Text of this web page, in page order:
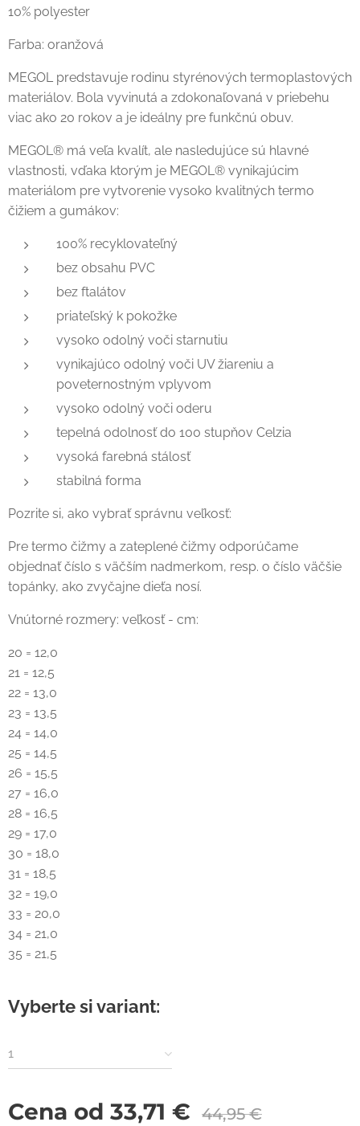
10% polyester
Farba: oranžová
MEGOL predstavuje rodinu styrénových termoplastových
materiálov. Bola vyvinutá a zdokonaľovaná v priebehu
viac ako 20 rokov a je ideálny pre funkčnú obuv.
MEGOL® má veľa kvalít, ale nasledujúce sú hlavné
vlastnosti, vďaka ktorým je MEGOL® vynikajúcim
materiálom pre vytvorenie vysoko kvalitných termo
čižiem a gumákov:
100% recyklovateľný
bez obsahu PVC
bez ftalátov
priateľský k pokožke
vysoko odolný voči starnutiu
vynikajúco odolný voči UV žiareniu a
poveternostným vplyvom
vysoko odolný voči oderu
tepelná odolnosť do 100 stupňov Celzia
vysoká farebná stálosť
stabilná forma
Pozrite si, ako vybrať správnu veľkosť:
Pre termo čižmy a zateplené čižmy odporúčame
objednať číslo s väčším nadmerkom, resp. o číslo väčšie
topánky, ako zvyčajne dieťa nosí.
Vnútorné rozmery: veľkosť - cm:
20 = 12,0
21 = 12,5
22 = 13,0
23 = 13,5
24 = 14,0
25 = 14,5
26 = 15,5
27 = 16,0
28 = 16,5
29 = 17,0
30 = 18,0
31 = 18,5
32 = 19,0
33 = 20,0
34 = 21,0
35 = 21,5
Vyberte si variant:
1
Cena od 33,71 € 44,95€